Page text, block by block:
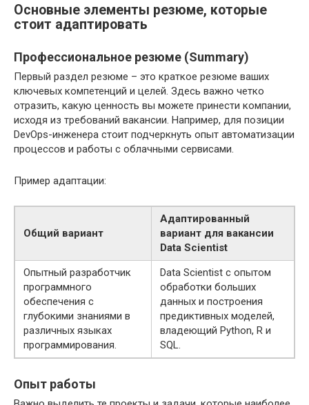
Основные элементы резюме, которые
стоит адаптировать
Профессиональное резюме (Summary)
Первый раздел резюме – это краткое резюме ваших
ключевых компетенций и целей. Здесь важно четко
отразить, какую ценность вы можете принести компании,
исходя из требований вакансии. Например, для позиции
DevOps-инженера стоит подчеркнуть опыт автоматизации
процессов и работы с облачными сервисами.
Пример адаптации:
Общий вариант
Адаптированный
вариант для вакансии
Data Scientist
Опытный разработчик
программного
обеспечения с
глубокими знаниями в
различных языках
программирования.
Data Scientist с опытом
обработки больших
данных и построения
предиктивных моделей,
владеющий Python, R и
SQL.
Опыт работы